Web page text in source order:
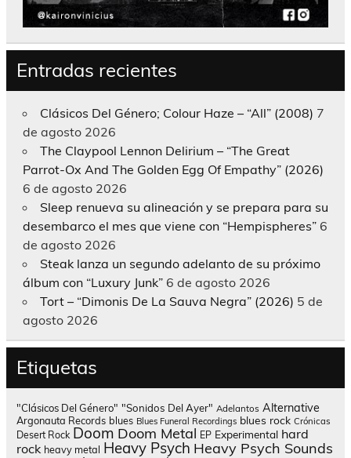
Entradas recientes
Clásicos Del Género; Colour Haze – “All” (2008) 7
de agosto 2026
The Claypool Lennon Delirium – “The Great
Parrot-Ox And The Golden Egg Of Empathy” (2026)
6 de agosto 2026
Sleep renueva su alineación y se prepara para su
desembarco el mes que viene con “Hempispheres” 6
de agosto 2026
Steak lanza un segundo adelanto de su próximo
álbum con “Luxury Junk” 6 de agosto 2026
Tort – “Dimonis De La Sauva Negra” (2026) 5 de
agosto 2026
Etiquetas
"Clásicos Del Género" "Sonidos Del Ayer" Adelantos Alternative
Argonauta Records blues Blues Funeral Recordings blues rock Crónicas
Desert Rock Doom Doom Metal EP Experimental hard
rock heavy metal Heavy Psych Heavy Psych Sounds